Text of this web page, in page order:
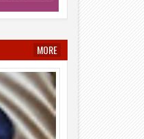
01 Aug
2026
उल्हासनगर म्यूनिसिपल कमिश्नर मनिषा
स्कूल नं. 24 का "घे भरारी" कार्यक्रम का
MORE